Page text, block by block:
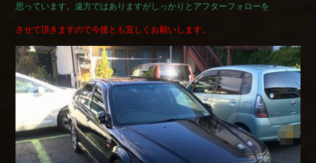
思っています。遠方ではありますがしっかりとアフターフォローを
させて頂きますので今後とも宜しくお願いします。